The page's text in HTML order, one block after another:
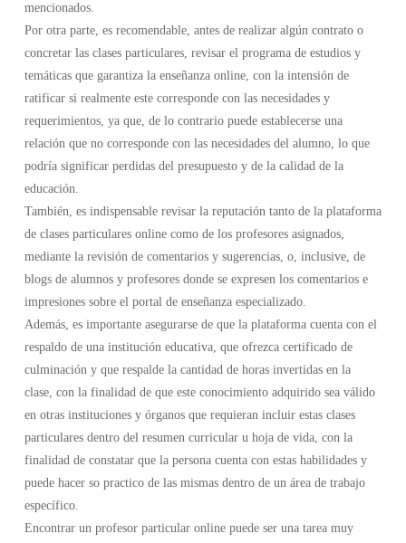
mencionados.
Por otra parte, es recomendable, antes de realizar algún contrato o
concretar las clases particulares, revisar el programa de estudios y
temáticas que garantiza la enseñanza online, con la intensión de
ratificar si realmente este corresponde con las necesidades y
requerimientos, ya que, de lo contrario puede establecerse una
relación que no corresponde con las necesidades del alumno, lo que
podría significar perdidas del presupuesto y de la calidad de la
educación.
También, es indispensable revisar la reputación tanto de la plataforma
de clases particulares online como de los profesores asignados,
mediante la revisión de comentarios y sugerencias, o, inclusive, de
blogs de alumnos y profesores donde se expresen los comentarios e
impresiones sobre el portal de enseñanza especializado.
Además, es importante asegurarse de que la plataforma cuenta con el
respaldo de una institución educativa, que ofrezca certificado de
culminación y que respalde la cantidad de horas invertidas en la
clase, con la finalidad de que este conocimiento adquirido sea válido
en otras instituciones y órganos que requieran incluir estas clases
particulares dentro del resumen curricular u hoja de vida, con la
finalidad de constatar que la persona cuenta con estas habilidades y
puede hacer so practico de las mismas dentro de un área de trabajo
específico.
Encontrar un profesor particular online puede ser una tarea muy